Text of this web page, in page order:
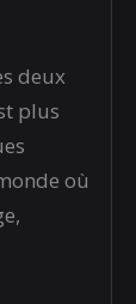
deux
plus
où